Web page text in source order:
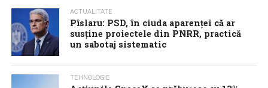
ACTUALITATE
Pîslaru: PSD, în ciuda aparenței că ar
susține proiectele din PNRR, practică
un sabotaj sistematic
TEHNOLOGIE